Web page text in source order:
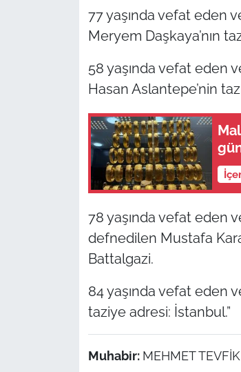
77 yaşında vefat eden
Meryem Daşkaya’nın
58 yaşında vefat eden
Hasan Aslantepe’nin
78 yaşında vefat eden
defnedilen Mustafa
Battalgazi.
84 yaşında vefat eden
taziye adresi: İstanbul.”
Muhabir: MEHMET